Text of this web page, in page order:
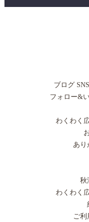
ブログ
フォロー&
わくわく
あり
秋
わくわく
ご利